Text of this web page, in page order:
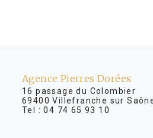
Agence Pierres Dorées
16 passage du Colombier
69400 Villefranche sur
Tel :04 74 65 93 10